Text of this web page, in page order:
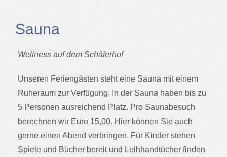
Sauna
Wellness auf dem Schäferhof
Unseren Feriengästen steht eine Sauna mit einem
Ruheraum zur Verfügung. In der Sauna haben bis zu
5 Personen ausreichend Platz. Pro Saunabesuch
berechnen wir Euro 15,00. Hier können Sie auch
gerne einen Abend verbringen. Für Kinder stehen
Spiele und Bücher bereit und Leihhandtücher finden